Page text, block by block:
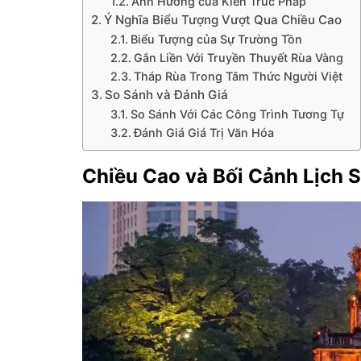
Ý Nghĩa Biểu Tượng Vượt Qua Chiều Cao
Biểu Tượng của Sự Trường Tồn
Gắn Liền Với Truyền Thuyết Rùa Vàng
Tháp Rùa Trong Tâm Thức Người Việt
So Sánh và Đánh Giá
So Sánh Với Các Công Trình Tương Tự
Đánh Giá Giá Trị Văn Hóa
Chiều Cao và Bối Cảnh Lịch